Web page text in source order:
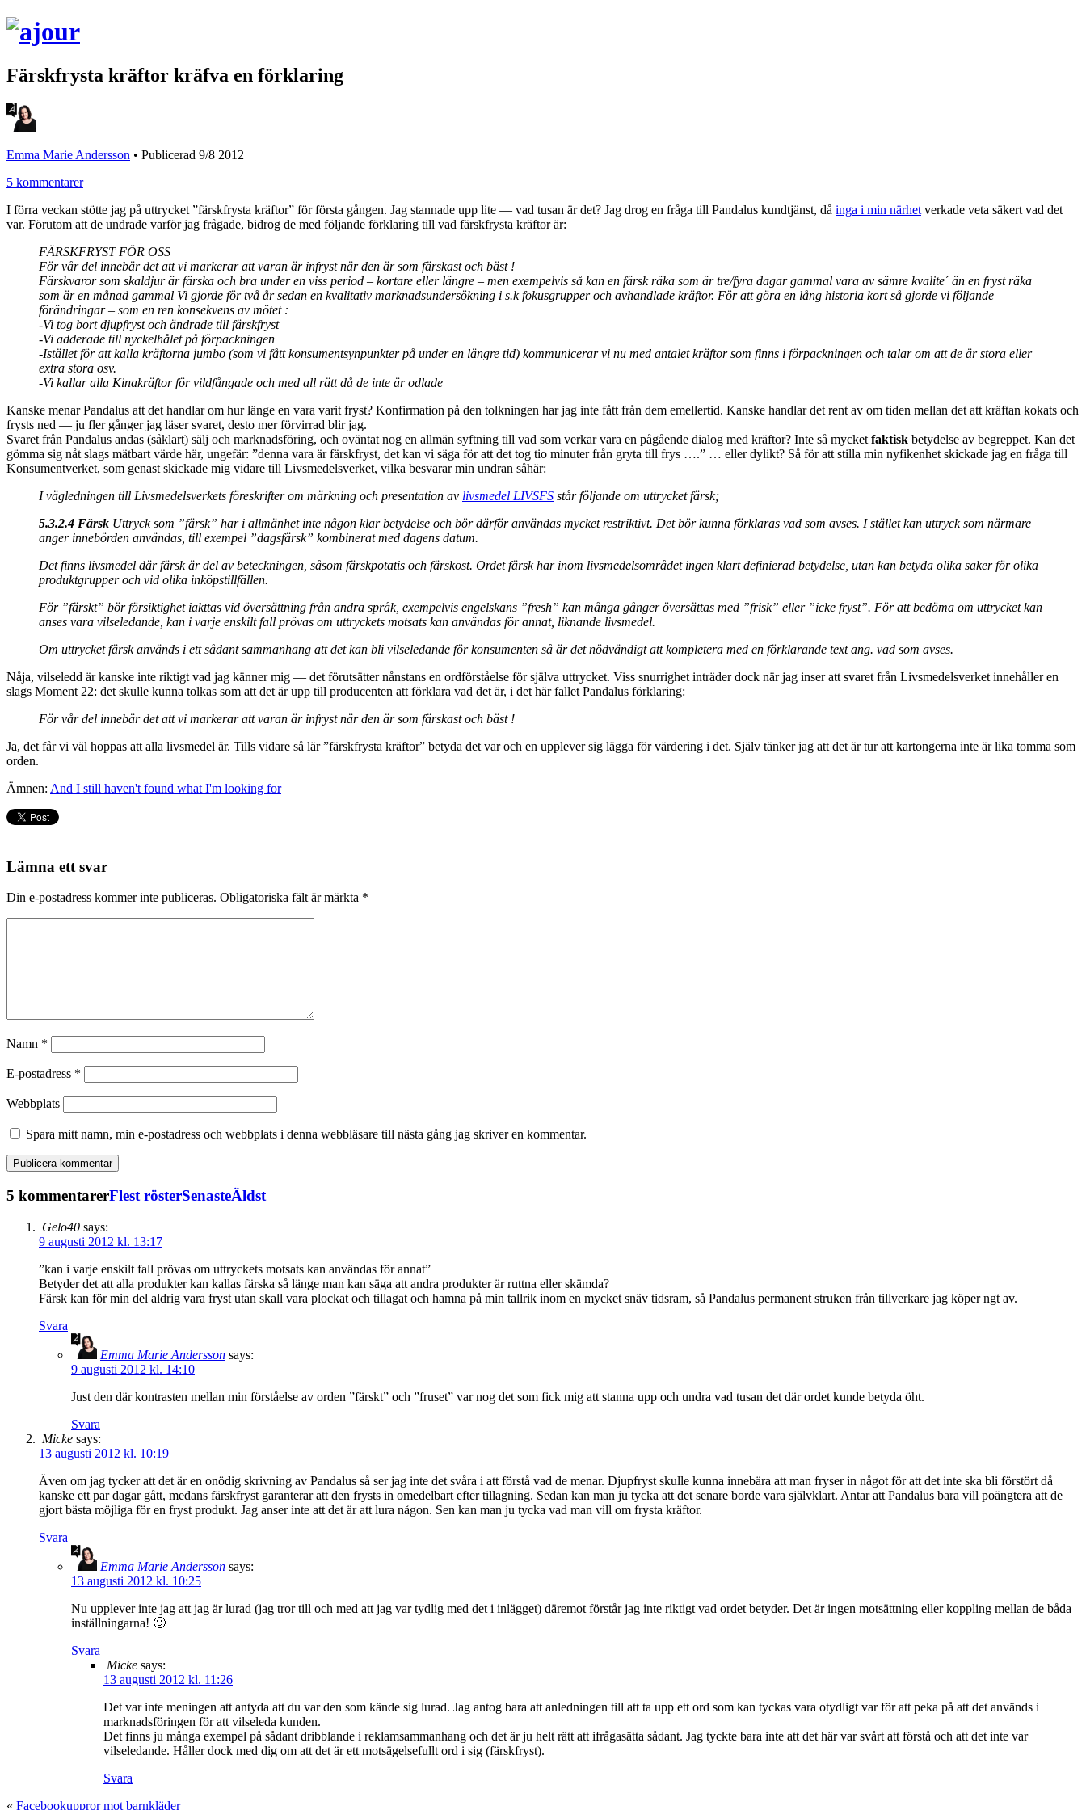
Färskfrysta kräftor kräfva en förklaring
Emma Marie Andersson • Publicerad 9/8 2012
5 kommentarer
I förra veckan stötte jag på uttrycket ”färskfrysta kräftor” för första gången. Jag stannade upp lite — vad tusan är det? Jag drog en fråga till Pandalus kundtjänst, då inga i min närhet verkade veta säkert vad det
var. Förutom att de undrade varför jag frågade, bidrog de med följande förklaring till vad färskfrysta kräftor är:
FÄRSKFRYST FÖR OSS
För vår del innebär det att vi markerar att varan är infryst när den är som färskast och bäst !
Färskvaror som skaldjur är färska och bra under en viss period – kortare eller längre – men exempelvis så kan en färsk räka som är tre/fyra dagar gammal vara av sämre kvalite´ än en fryst räka
som är en månad gammal Vi gjorde för två år sedan en kvalitativ marknadsundersökning i s.k fokusgrupper och avhandlade kräftor. För att göra en lång historia kort så gjorde vi följande
förändringar – som en ren konsekvens av mötet :
-Vi tog bort djupfryst och ändrade till färskfryst
-Vi adderade till nyckelhålet på förpackningen
-Istället för att kalla kräftorna jumbo (som vi fått konsumentsynpunkter på under en längre tid) kommunicerarvi nu med antalet kräftor som finns i förpackningen och talar om att de är stora eller
extra stora osv.
-Vi kallar alla Kinakräftor för vildfångade och med all rätt då de inte är odlade
Kanske menar Pandalus att det handlar om hur länge en vara varit fryst? Konfirmation på den tolkningen har jag inte fått från dem emellertid. Kanske handlar det rent av om tiden mellan det att kräftan kokats och
frysts ned — ju fler gånger jag läser svaret, desto mer förvirrad blir jag.
Svaret från Pandalus andas (såklart) sälj och marknadsföring, och oväntat nog en allmän syftning till vad som verkar vara en pågående dialog med kräftor? Inte så mycket faktisk betydelse av begreppet. Kan det
gömma sig nåt slags mätbart värde här, ungefär: ”denna vara är färskfryst, det kan vi säga för att det tog tio minuter från gryta till frys ….” … eller dylikt? Så för att stilla min nyfikenhet skickade jag en fråga till
Konsumentverket, som genast skickade mig vidare till Livsmedelsverket, vilka besvarar min undran såhär:
I vägledningen till Livsmedelsverkets föreskrifter om märkning och presentation av livsmedel LIVSFS står följande om uttrycket färsk;
5.3.2.4 Färsk Uttryck som ”färsk” har i allmänhet inte någon klar betydelse och bör därför användas mycket restriktivt. Det bör kunna förklaras vad som avses. I stället kan uttryck som närmare
anger innebörden användas, till exempel ”dagsfärsk” kombinerat med dagens datum.
Det finns livsmedel där färsk är del av beteckningen, såsom färskpotatis och färskost. Ordet färsk har inom livsmedelsområdet ingen klart definierad betydelse, utan kan betyda olika saker för olika
produktgrupper och vid olika inköpstillfällen.
För ”färskt” bör försiktighet iakttas vid översättning från andra språk, exempelvis engelskans ”fresh” kan många gånger översättas med ”frisk” eller ”icke fryst”. För att bedöma om uttrycket kan
anses vara vilseledande, kan i varje enskilt fall prövas om uttryckets motsats kan användas för annat, liknande livsmedel.
Om uttrycket färsk används i ett sådant sammanhang att det kan bli vilseledande för konsumenten så är det nödvändigt att kompletera med en förklarande text ang. vad som avses.
Nåja, vilseledd är kanske inte riktigt vad jag känner mig — det förutsätter nånstans en ordförståelse för själva uttrycket. Viss snurrighet inträder dock när jag inser att svaret från Livsmedelsverket innehåller en
slags Moment 22: det skulle kunna tolkas som att det är upp till producenten att förklara vad det är, i det här fallet Pandalus förklaring:
För vår del innebär det att vi markerar att varan är infryst när den är som färskast och bäst !
Ja, det får vi väl hoppas att alla livsmedel är. Tills vidare så lär ”färskfrysta kräftor” betyda det var och en upplever sig lägga för värdering i det. Själv tänker jag att det är tur att kartongerna inte är lika tomma som
orden.
Ämnen: And I still haven't found what I'm looking for
Lämna ett svar
Din e-postadress kommer inte publiceras. Obligatoriska fält är märkta *
Namn *
E-postadress *
Webbplats
Spara mitt namn, min e-postadress och webbplats i denna webbläsare till nästa gång jag skriver en kommentar.
5 kommentarerFlest rösterSenasteÄldst
Gelo40 says:
9 augusti 2012 kl. 13:17
”kan i varje enskilt fall prövas om uttryckets motsats kan användas för annat”
Betyder det att alla produkter kan kallas färska så länge man kan säga att andra produkter är ruttna eller skämda?
Färsk kan för min del aldrig vara fryst utan skall vara plockat och tillagat och hamna på min tallrik inom en mycket snäv tidsram, så Pandalus permanent struken från tillverkare jag köper ngt av.
Svara
Emma Marie Andersson says:
9 augusti 2012 kl. 14:10
Just den där kontrasten mellan min förståelse av orden ”färskt” och ”fruset” var nog det som fick mig att stanna upp och undra vad tusan det där ordet kunde betyda öht.
Svara
Micke says:
13 augusti 2012 kl. 10:19
Även om jag tycker att det är en onödig skrivning av Pandalus så ser jag inte det svåra i att förstå vad de menar. Djupfryst skulle kunna innebära att man fryser in något för att det inte ska bli förstört då
kanske ett par dagar gått, medans färskfryst garanterar att den frysts in omedelbart efter tillagning. Sedan kan man ju tycka att det senare borde vara självklart. Antar att Pandalus bara vill poängtera att de
gjort bästa möjliga för en fryst produkt. Jag anser inte att det är att lura någon. Sen kan man ju tycka vad man vill om frysta kräftor.
Svara
Emma Marie Andersson says:
13 augusti 2012 kl. 10:25
Nu upplever inte jag att jag är lurad (jag tror till och med att jag var tydlig med det i inlägget) däremot förstår jag inte riktigt vad ordet betyder. Det är ingen motsättning eller koppling mellan de båda
inställningarna! 🙂
Svara
Micke says:
13 augusti 2012 kl. 11:26
Det var inte meningen att antyda att du var den som kände sig lurad. Jag antog bara att anledningen till att ta upp ett ord som kan tyckas vara otydligt var för att peka på att det används i
marknadsföringen för att vilseleda kunden.
Det finns ju många exempel på sådant dribblande i reklamsammanhang och det är ju helt rätt att ifrågasätta sådant. Jag tyckte bara inte att det här var svårt att förstå och att det inte var
vilseledande. Håller dock med dig om att det är ett motsägelsefullt ord i sig (färskfryst).
Svara
« Facebookuppror mot barnkläder